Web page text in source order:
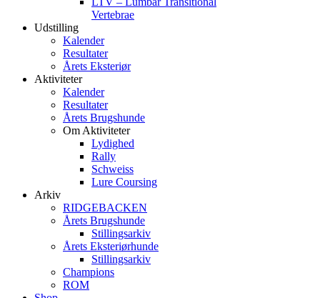
Vertebrae
Udstilling
Kalender
Resultater
Årets Eksteriør
Aktiviteter
Kalender
Resultater
Årets Brugshunde
Om Aktiviteter
Lydighed
Rally
Schweiss
Lure Coursing
Arkiv
RIDGEBACKEN
Årets Brugshunde
Stillingsarkiv
Årets Eksteriørhunde
Stillingsarkiv
Champions
ROM